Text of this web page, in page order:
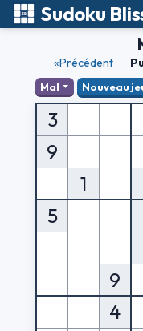
Sudoku
«Précédent
Mal Nouveau
3
9
1
5
9
4